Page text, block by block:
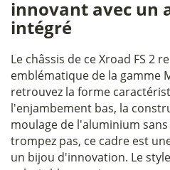
innovant avec un
intégré
Le châssis de ce Xroad FS 2
emblématique de la gamme
retrouvez la forme
l'enjambement bas, la
moulage de l'aluminium
trompez pas, ce cadre est
un bijou d'innovation. Le